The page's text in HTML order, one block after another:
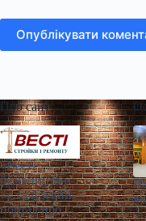
Опублікувати
Про сайт
«Весті
будівництва»
— галузевий
портал про